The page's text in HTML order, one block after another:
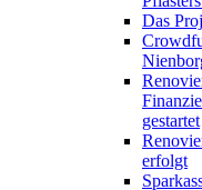
Das
gestartet
erfolgt